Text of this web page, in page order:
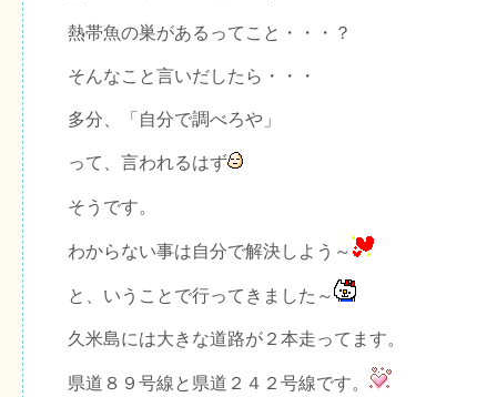
熱帯魚の巣があるってこと・・・？
そんなこと言いだしたら・・・
多分、「自分で調べろや」
って、言われるはず
そうです。
わからない事は自分で解決しよう～
と、いうことで行ってきました～
久米島には大きな道路が２本走ってます。
県道８９号線と県道２４２号線です。